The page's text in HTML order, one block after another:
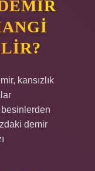
kansızlık
demir